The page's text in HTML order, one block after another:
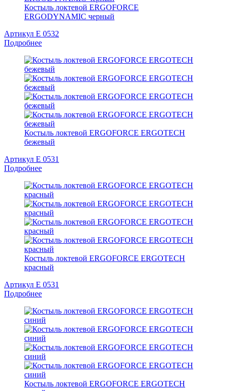
Костыль локтевой ERGOFORCE
ERGODYNAMIC черный
Артикул E 0532
Подробнее
Костыль локтевой ERGOFORCE ERGOTECH
бежевый
Артикул Е 0531
Подробнее
Костыль локтевой ERGOFORCE ERGOTECH
красный
Артикул Е 0531
Подробнее
Костыль локтевой ERGOFORCE ERGOTECH